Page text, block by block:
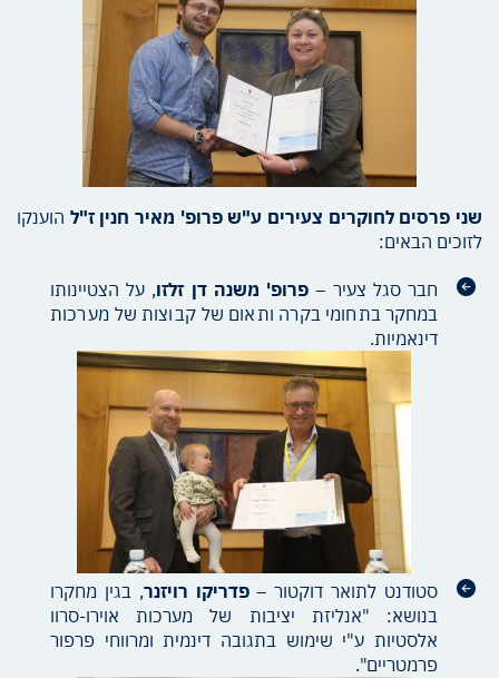
שני פרסים לחוקרים צעירים ע"ש פרופ' מאיר חנין ז"ל הוענקו
לזוכים הבאים:
חבר סגל צעיר – פרופ' משנה דן זלזו, על הצטיינותו
במחקר בתחומי בקרה ותאום של קבוצות של מערכות
דינאמיות.
סטודנט לתואר דוקטור –פדריקו רויזנר, בגין מחקרו
בנושא: "אנליזת יציבות של מערכות אוירו-סרוו
אלסטיות ע"י שימוש בתגובה דינמית ומרווחי פרפור
פרמטריים".